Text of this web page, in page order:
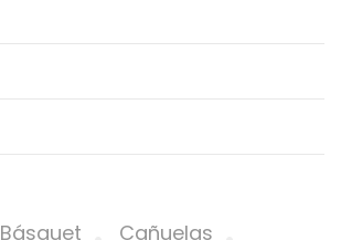
Básquet
Cañuelas